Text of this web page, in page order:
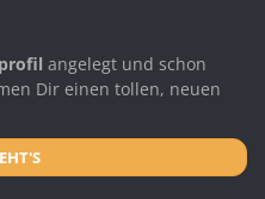
angelegt und schon
Dir einen tollen, neuen